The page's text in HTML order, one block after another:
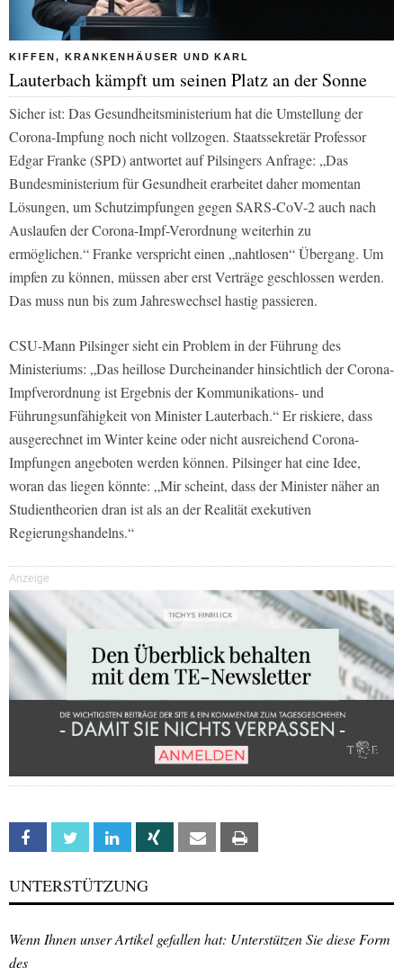
KIFFEN, KRANKENHÄUSER UND KARL
Lauterbach kämpft um seinen Platz an der Sonne
Sicher ist: Das Gesundheitsministerium hat die Umstellung der
Corona-Impfung noch nicht vollzogen. Staatssekretär Professor
Edgar Franke (SPD) antwortet auf Pilsingers Anfrage: „Das
Bundesministerium für Gesundheit erarbeitet daher momentan
Lösungen, um Schutzimpfungen gegen SARS-CoV-2 auch nach
Auslaufen der Corona-Impf-Verordnung weiterhin zu
ermöglichen.“ Franke verspricht einen „nahtlosen“ Übergang. Um
impfen zu können, müssen aber erst Verträge geschlossen werden.
Das muss nun bis zum Jahreswechsel hastig passieren.
CSU-Mann Pilsinger sieht ein Problem in der Führung des
Ministeriums: „Das heillose Durcheinander hinsichtlich der Corona-
Impfverordnung ist Ergebnis der Kommunikations- und
Führungsunfähigkeit von Minister Lauterbach.“ Er riskiere, dass
ausgerechnet im Winter keine oder nicht ausreichend Corona-
Impfungen angeboten werden können. Pilsinger hat eine Idee,
woran das liegen könnte: „Mir scheint, dass der Minister näher an
Studientheorien dran ist als an der Realität exekutiven
Regierungshandelns.“
Anzeige
Facebook Twitter Linkedin Xing Email
UNTERSTÜTZUNG
Wenn Ihnen unser Artikel gefallen hat: Unterstützen Sie diese Form
des